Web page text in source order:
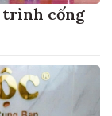
trình cống